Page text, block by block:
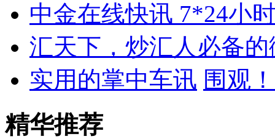
中金在线快讯 7*24小
汇天下，炒汇人必备
实用的掌中车讯 围观
精华推荐